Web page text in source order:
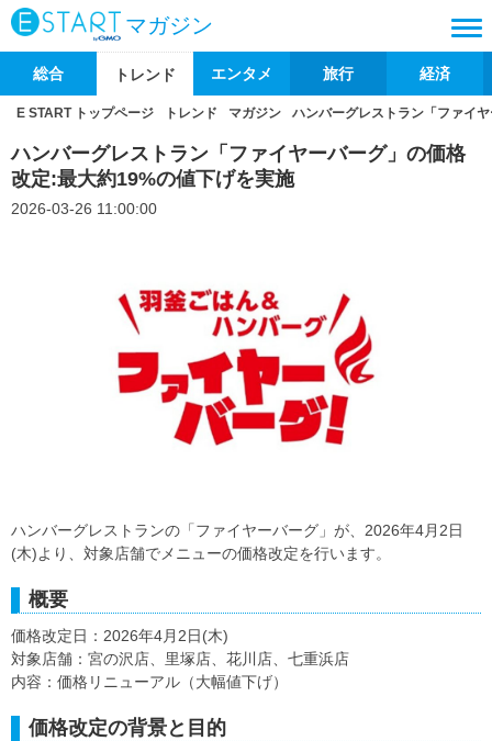
マガジン
総合 トレンド エンタメ 旅行 経済
E START トップページ トレンド マガジン ハンバーグレストラン「ファイ
ハンバーグレストラン「ファイヤーバーグ」の価格
改定:最大約19%の値下げを実施
2026-03-26 11:00:00
ハンバーグレストランの「ファイヤーバーグ」が、2026年4月2日
(木)より、対象店舗でメニューの価格改定を行います。
概要
価格改定日：2026年4月2日(木)
対象店舗：宮の沢店、里塚店、花川店、七重浜店
内容：価格リニューアル（大幅値下げ）
価格改定の背景と目的